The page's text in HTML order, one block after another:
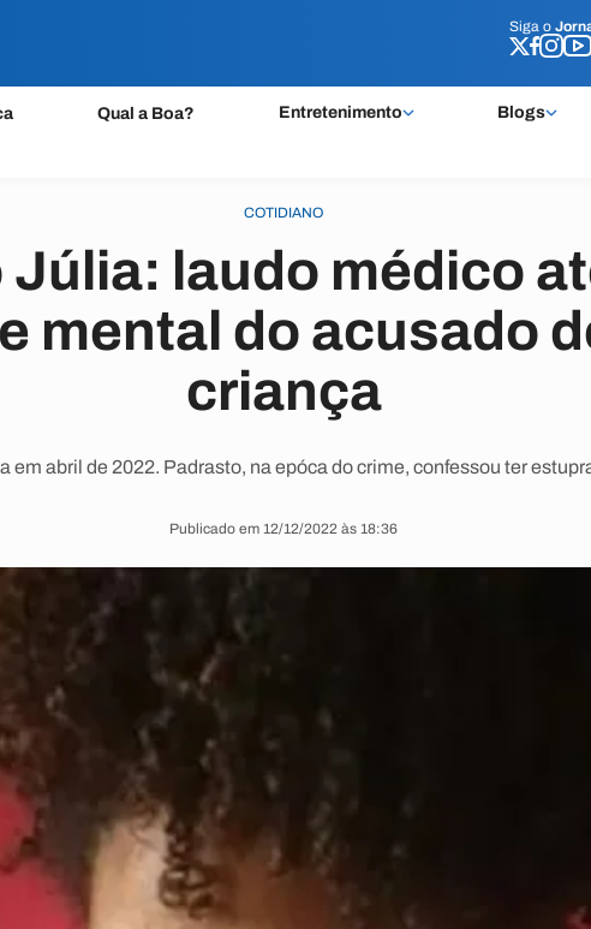
Siga o
Qual a Boa? Entretenimento Blogs
Siga o
COTIDIANO
Júlia: laudo médico
mental do acusado
criança
em abril de 2022. Padrasto, na epóca do crime, confessou ter
Publicado em 12/12/2022 às 18:36